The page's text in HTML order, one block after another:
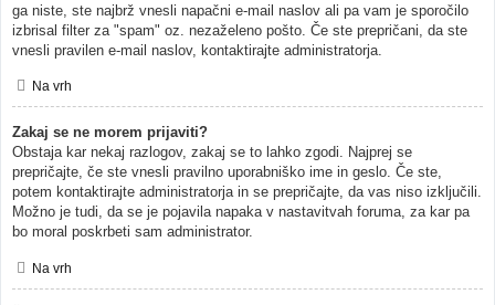
ga niste, ste najbrž vnesli napačni e-mail naslov ali pa vam je sporočilo
izbrisal filter za "spam" oz. nezaželeno pošto. Če ste prepričani, da ste
vnesli pravilen e-mail naslov, kontaktirajte administratorja.
Na vrh
Zakaj se ne morem prijaviti?
Obstaja kar nekaj razlogov, zakaj se to lahko zgodi. Najprej se
prepričajte, če ste vnesli pravilno uporabniško ime in geslo. Če ste,
potem kontaktirajte administratorja in se prepričajte, da vas niso izključili.
Možno je tudi, da se je pojavila napaka v nastavitvah foruma, za kar pa
bo moral poskrbeti sam administrator.
Na vrh